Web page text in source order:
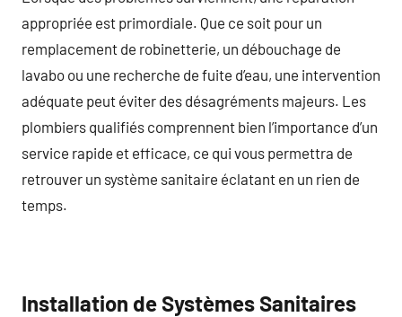
appropriée est primordiale. Que ce soit pour un
remplacement de robinetterie, un débouchage de
lavabo ou une recherche de fuite d’eau, une intervention
adéquate peut éviter des désagréments majeurs. Les
plombiers qualifiés comprennent bien l’importance d’un
service rapide et efficace, ce qui vous permettra de
retrouver un système sanitaire éclatant en un rien de
temps.
Installation de Systèmes Sanitaires